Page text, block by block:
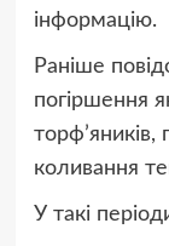
інформацію.
Раніше
погіршення
торф’яників,
коливання
У такі